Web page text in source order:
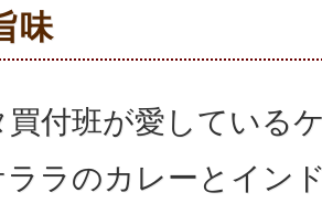
味
買付班が愛している
ララのカレーとイン